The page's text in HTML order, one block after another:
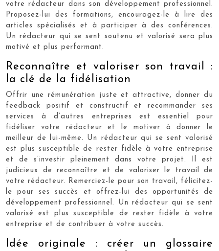
votre rédacteur dans son développement professionnel.
Proposez-lui des formations, encouragez-le à lire des
articles spécialisés et à participer à des conférences.
Un rédacteur qui se sent soutenu et valorisé sera plus
motivé et plus performant.
Reconnaître et valoriser son travail :
la clé de la fidélisation
Offrir une rémunération juste et attractive, donner du
feedback positif et constructif et recommander ses
services à d’autres entreprises est essentiel pour
fidéliser votre rédacteur et le motiver à donner le
meilleur de lui-même. Un rédacteur qui se sent valorisé
est plus susceptible de rester fidèle à votre entreprise
et de s’investir pleinement dans votre projet. Il est
judicieux de reconnaître et de valoriser le travail de
votre rédacteur. Remerciez-le pour son travail, félicitez-
le pour ses succès et offrez-lui des opportunités de
développement professionnel. Un rédacteur qui se sent
valorisé est plus susceptible de rester fidèle à votre
entreprise et de contribuer à votre succès.
Idée originale : créer un glossaire